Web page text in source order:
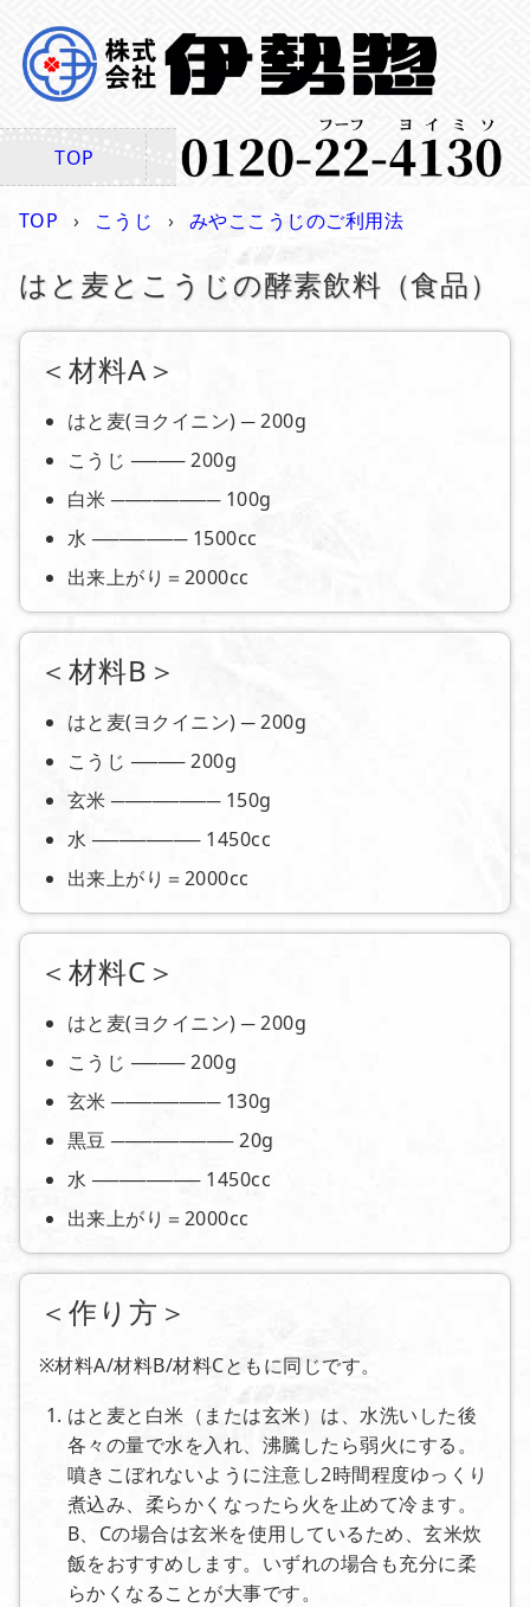
TOP 商品一覧 ご注文 特商
TOP こうじ みやここうじのご利用法
はと麦とこうじの酵素飲料（食品）
＜材料A＞
はと麦(ヨクイニン) ─ 200g
こうじ ──── 200g
白米 ──────── 100g
水 ─────── 1500cc
出来上がり＝2000cc
＜材料B＞
はと麦(ヨクイニン) ─ 200g
こうじ ──── 200g
玄米 ──────── 150g
水 ──────── 1450cc
出来上がり＝2000cc
＜材料C＞
はと麦(ヨクイニン) ─ 200g
こうじ ──── 200g
玄米 ──────── 130g
黒豆 ───────── 20g
水 ──────── 1450cc
出来上がり＝2000cc
＜作り方＞
※材料A/材料B/材料Cともに同じです。
はと麦と白米（または玄米）は、水洗いした後
各々の量で水を入れ、沸騰したら弱火にする。
噴きこぼれないように注意し2時間程度ゆっくり
煮込み、柔らかくなったら火を止めて冷ます。
B、Cの場合は玄米を使用しているため、玄米炊
飯をおすすめします。いずれの場合も充分に柔
らかくなることが大事です。